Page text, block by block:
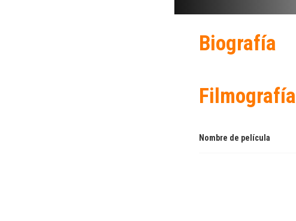
Biografía
Filmografía
Nombre de película